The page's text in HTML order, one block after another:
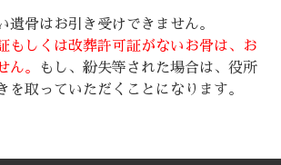
遺骨はお引き受けできません。
もしくは改葬許可証がないお骨は、お
ん。
もし、紛失等された場合は、役所
を取っていただくことになります。